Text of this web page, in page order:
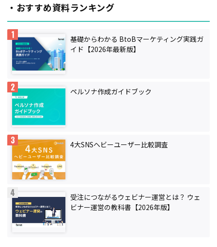
・おすすめ資料ランキング
基礎からわかる BtoBマーケティング実践ガ
イド【2026年最新版】
ペルソナ作成ガイドブック
4大SNSヘビーユーザー比較調査
受注につながるウェビナー運営とは？ ウェ
ビナー運営の教科書【2026年版】